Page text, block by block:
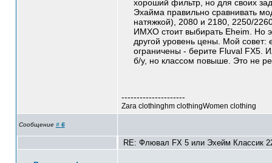
хороший фильтр, но для своих
Эхайма правильно сравнивать
натяжкой), 2080 и 2180, 2250/
ИМХО стоит выбирать Eheim. Но
другой уровень цены. Мой совет:
ограничены - берите Fluval FX5.
б/у, но классом повыше. Это не
---------------------
Zara clothinghm clothingWomen clothing
Сообщение # 6
RE: Флювал FX 5 или Эхейм Классик